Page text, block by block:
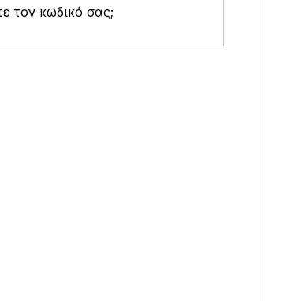
τον κωδικό σας;